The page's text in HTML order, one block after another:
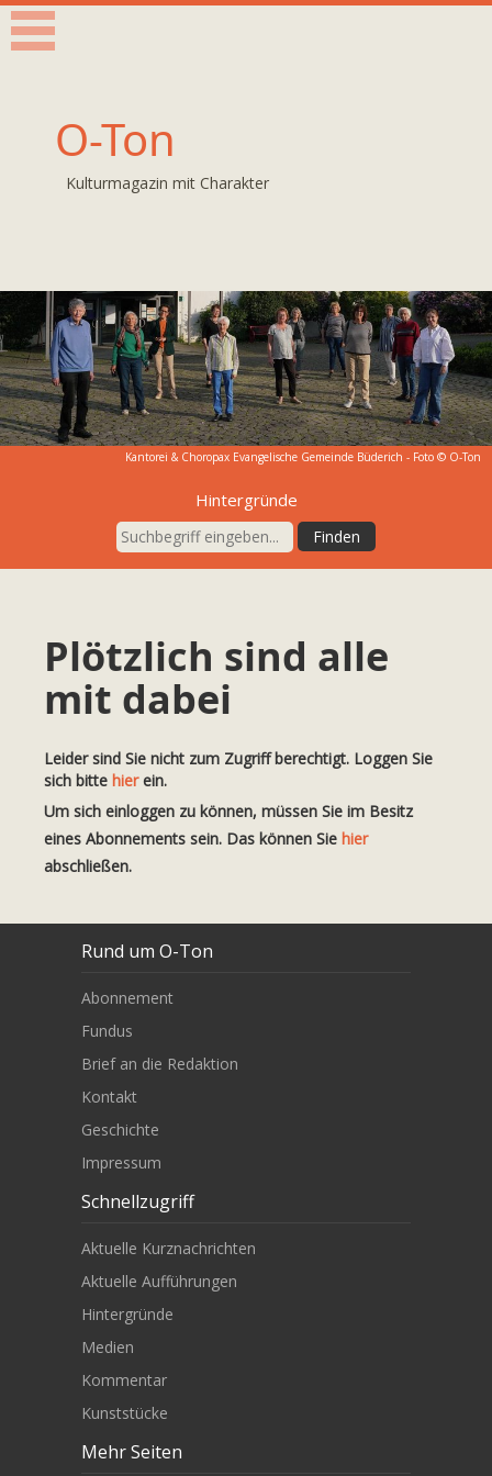
O-Ton
Kulturmagazin mit Charakter
Kantorei & Choropax Evangelische Gemeinde Büderich - Foto © O-Ton
Hintergründe
Plötzlich sind alle
mit dabei
Leider sind Sie nicht zum Zugriff berechtigt. Loggen Sie
sich bitte hierein.
Um sich einloggen zu können, müssen Sie im Besitz
eines Abonnements sein. Das können Sie hier
abschließen.
Rund um O-Ton
Abonnement
Fundus
Brief an die Redaktion
Kontakt
Geschichte
Impressum
Schnellzugriff
Aktuelle Kurznachrichten
Aktuelle Aufführungen
Hintergründe
Medien
Kommentar
Kunststücke
Mehr Seiten